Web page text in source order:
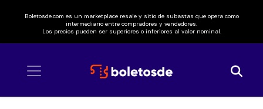
Boletosde.com es un marketplace resale y sitio de subastas que opera como
intermediario entre compradores y vendedores.
Los precios pueden ser superiores o inferiores al valor nominal.